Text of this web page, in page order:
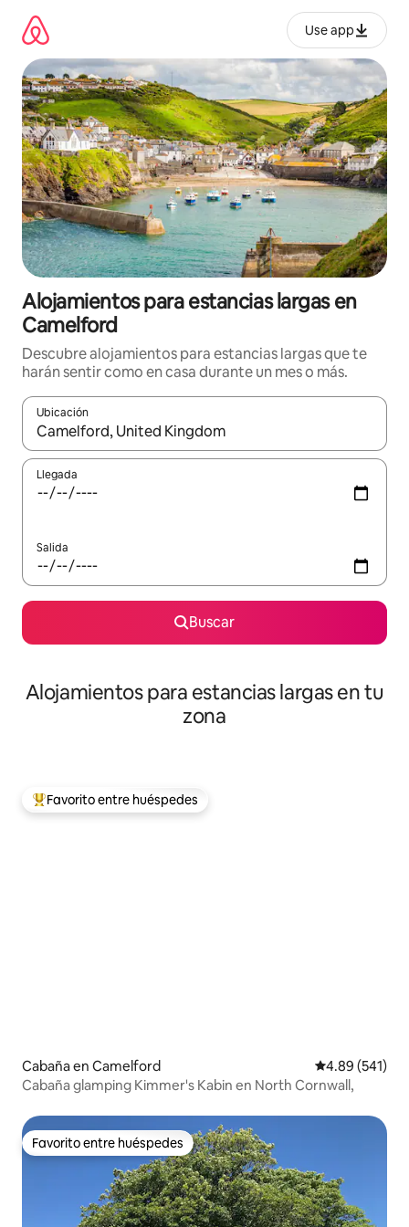
contenido
Use app
Alojamientos para estancias largas en
Camelford
Descubre alojamientos para estancias largas que te
harán sentir como en casa durante un mes o más.
Ubicación
Cuando los resultados estén disponibles, podrás navegar
Llegada
Salida
Buscar
Alojamientos para estancias largas en tu
zona
De los mejores en Favorito entre huéspedes
Favorito entre huéspedes
Cabaña en Camelford Calificación
4.89 (541)
Cabaña glamping Kimmer's Kabin en North Cornwall,
Favorito entre huéspedes
Favorito entre huéspedes